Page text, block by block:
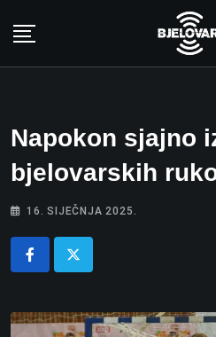
Napokon sjajno
bjelovarskih
16. SIJEČNJA 2025.